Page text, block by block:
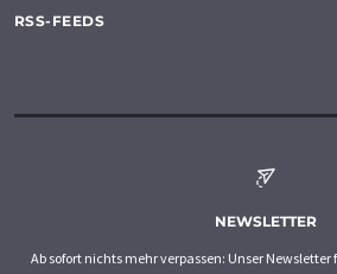
RSS-FEEDS
NEWSLETTER
Ab sofort nichts mehr verpassen: Unser